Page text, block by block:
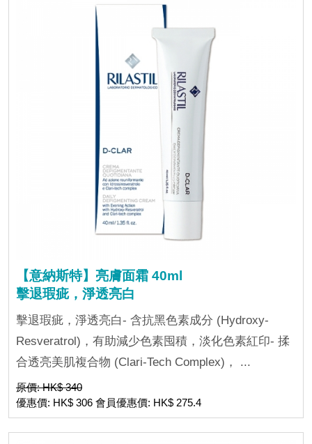
【意納斯特】亮膚面霜 40ml
擊退瑕疵，淨透亮白
擊退瑕疵，淨透亮白- 含抗黑色素成分 (Hydroxy-
Resveratrol)，有助減少色素囤積，淡化色素紅印- 揉
合透亮美肌複合物 (Clari-Tech Complex)， ...
原價: HK$ 340
優惠價: HK$ 306 會員優惠價: HK$ 275.4